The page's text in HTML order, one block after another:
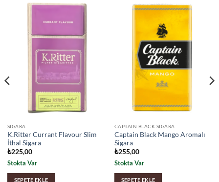
SIGARA
K.Ritter Currant Flavour Slim
İthal Sigara
₺225,00
Stokta Var
SEPETE EKLE
CAPTAIN BLACK SIGARA
Captain Black Mango Aromalı
Sigara
₺255,00
Stokta Var
SEPETE EKLE